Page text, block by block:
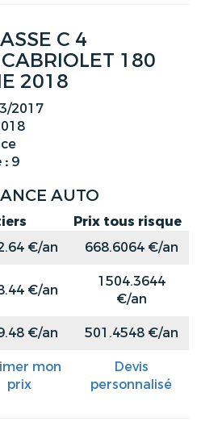
C 4
180
2018
2017
: 9
AUTO
Prix tous risque
€/an
668.6064 €/an
€/an
1504.3644
€/an
€/an 501.4548 €/an
mon
prix
Devis
personnalisé